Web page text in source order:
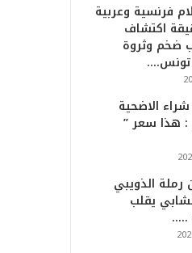
فرنسية وعربية
اكتشاف
ضخم وثروة
الاضحية
: هذا سعر ”
رملة الذويبي
يقلب
…..